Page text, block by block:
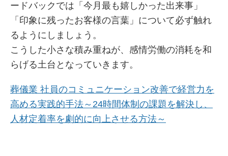
ードバックでは「今月最も嬉しかった出来事」
「印象に残ったお客様の言葉」について必ず触れ
るようにしましょう。
こうした小さな積み重ねが、感情労働の消耗を和
らげる土台となっていきます。
葬儀業 社員のコミュニケーション改善で経営力を
高める実践的手法～24時間体制の課題を解決し、
人材定着率を劇的に向上させる方法～